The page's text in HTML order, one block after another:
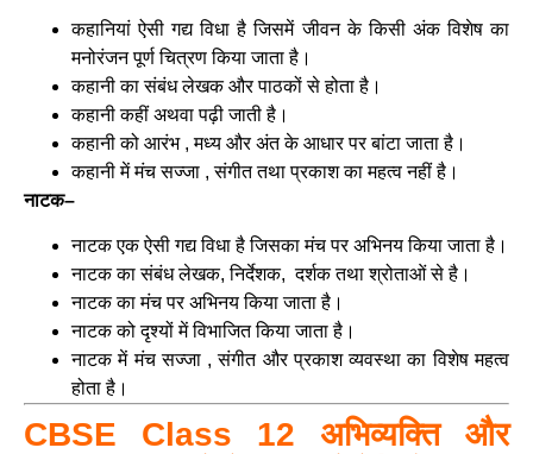
कहानियां ऐसी गद्य विधा है जिसमें जीवन के किसी अंक विशेष का
मनोरंजन पूर्ण चित्रण किया जाता है।
कहानी का संबंध लेखक और पाठकों से होता है।
कहानी कहीं अथवा पढ़ी जाती है।
कहानी को आरंभ , मध्य और अंत के आधार पर बांटा जाता है।
कहानी में मंच सज्जा , संगीत तथा प्रकाश का महत्व नहीं है।
नाटक–
नाटक एक ऐसी गद्य विधा है जिसका मंच पर अभिनय किया जाता है।
नाटक का संबंध लेखक, निर्देशक, दर्शक तथा श्रोताओं से है।
नाटक का मंच पर अभिनय किया जाता है।
नाटक को दृश्यों में विभाजित किया जाता है।
नाटक में मंच सज्जा , संगीत और प्रकाश व्यवस्था का विशेष महत्व
होता है।
CBSE Class 12 अभिव्यक्ति और